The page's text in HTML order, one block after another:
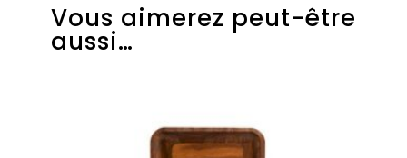
Vous aimerez peut-être
aussi…